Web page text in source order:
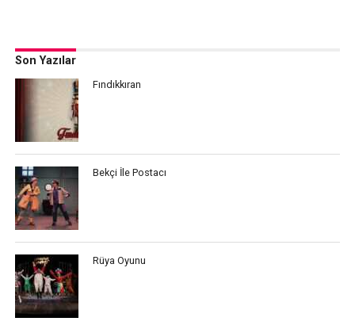
Son Yazılar
Fındıkkıran
Bekçi İle Postacı
Rüya Oyunu